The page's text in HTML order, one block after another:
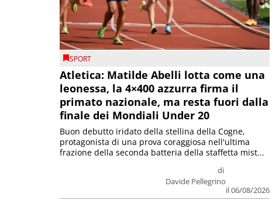
SPORT
Atletica: Matilde Abelli lotta come una
leonessa, la 4×400 azzurra firma il
primato nazionale, ma resta fuori dalla
finale dei Mondiali Under 20
di
Davide Pellegrino
il 06/08/2026
Buon debutto iridato della stellina della Cogne,
protagonista di una prova coraggiosa nell'ultima
frazione della seconda batteria della staffetta mist...